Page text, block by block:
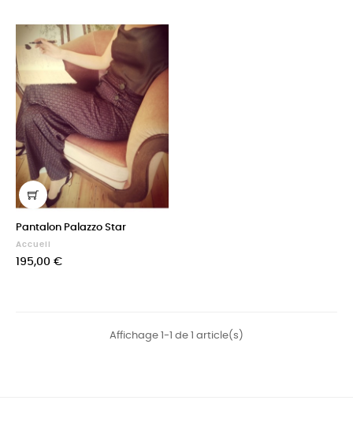
Pantalon Palazzo Star
Accueil
Prix
195,00 €
Affichage 1-1 de 1 article(s)